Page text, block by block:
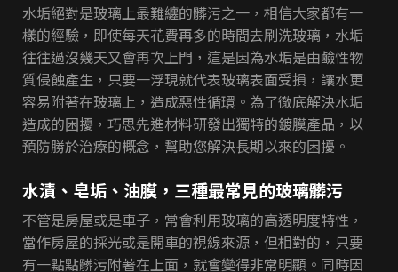
水垢絕對是玻璃上最難纏的髒污之一，相信大家都有一
樣的經驗，即使每天花費再多的時間去刷洗玻璃，水垢
往往過沒幾天又會再次上門，這是因為水垢是由鹼性物
質侵蝕產生，只要一浮現就代表玻璃表面受損，讓水更
容易附著在玻璃上，造成惡性循環。為了徹底解決水垢
造成的困擾，巧思先進材料研發出獨特的鍍膜產品，以
預防勝於治療的概念，幫助您解決長期以來的困擾。
水漬、皂垢、油膜，三種最常見的玻璃髒污
不管是房屋或是車子，常會利用玻璃的高透明度特性，
當作房屋的採光或是開車的視線來源，但相對的，只要
有一點點髒污附著在上面，就會變得非常明顯。同時因